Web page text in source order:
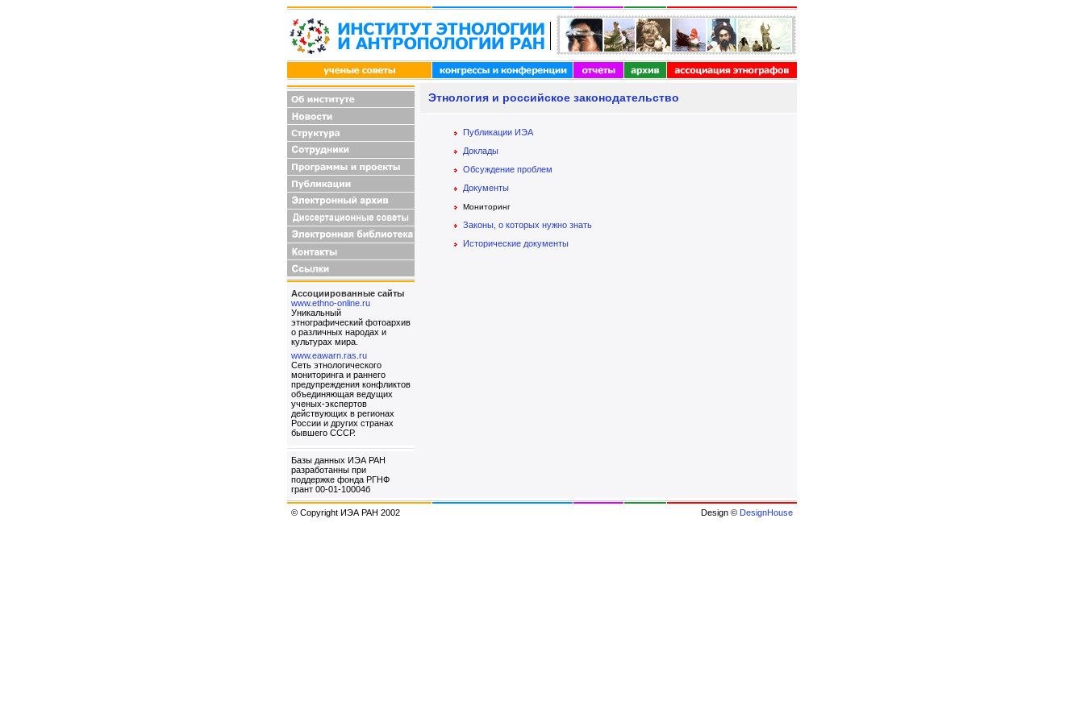
Ассоциированные сайты
www.ethno-online.ru
Уникальный
этнографический фотоархив
о различных народах и
культурах мира.
www.eawarn.ras.ru
Сеть этнологического
мониторинга и раннего
предупреждения конфликтов
объединяющая ведущих
ученых-экспертов
действующих в регионах
России и других странах
бывшего СССР.
Этнология и российское законодательство
Публикации ИЭА
Доклады
Обсуждение проблем
Документы
Мониторинг
Законы, о которых нужно знать
Исторические документы
Базы данных ИЭА РАН
разработанны при
поддержке фонда РГНФ
грант 00-01-10004б
© Copyright ИЭА РАН 2002 Design © DesignHouse